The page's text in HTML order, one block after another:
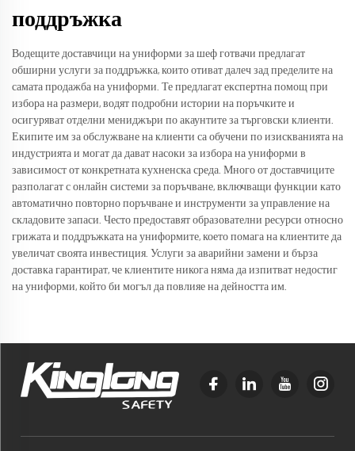
поддръжка
Водещите доставчици на униформи за шеф готвачи предлагат
обширни услуги за поддръжка, които отиват далеч зад пределите на
самата продажба на униформи. Те предлагат експертна помощ при
избора на размери, водят подробни истории на поръчките и
осигуряват отделни мениджъри по акаунтите за търговски клиенти.
Екипите им за обслужване на клиенти са обучени по изискванията на
индустрията и могат да дават насоки за избора на униформи в
зависимост от конкретната кухненска среда. Много от доставчиците
разполагат с онлайн системи за поръчване, включващи функции като
автоматично повторно поръчване и инструменти за управление на
складовите запаси. Често предоставят образователни ресурси относно
грижата и поддръжката на униформите, което помага на клиентите да
увеличат своята инвестиция. Услуги за аварийни замени и бърза
доставка гарантират, че клиентите никога няма да изпитват недостиг
на униформи, който би могъл да повлияе на дейността им.